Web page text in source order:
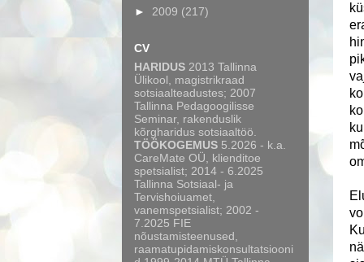
► 2009 (217)
CV
HARIDUS 2013 Tallinna
Ülikool, magistrikraad
sotsiaalteadustes; 2007
Tallinna Pedagoogilisse
Seminar, rakenduslik
kõrgharidus sotsiaaltöö.
TÖÖKOGEMUS 5.2026 - k.a.
CareMate OÜ, klienditoe
spetsialist; 2014 - 6.2025
Tallinna Sotsiaal- ja
Tervishoiuamet,
vanemspetsialist; 2002 -
7.2025 FIE
nõustamisteenused,
raamatupidamiskonsultatsiooni